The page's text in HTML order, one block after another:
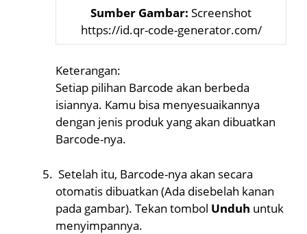
Sumber Gambar: Screenshot
https://id.qr-code-generator.com/
Keterangan:
Setiap pilihan Barcode akan berbeda
isiannya. Kamu bisa menyesuaikannya
dengan jenis produk yang akan dibuatkan
Barcode-nya.
Setelah itu, Barcode-nya akan secara
otomatis dibuatkan (Ada disebelah kanan
pada gambar). Tekan tombol Unduh untuk
menyimpannya.